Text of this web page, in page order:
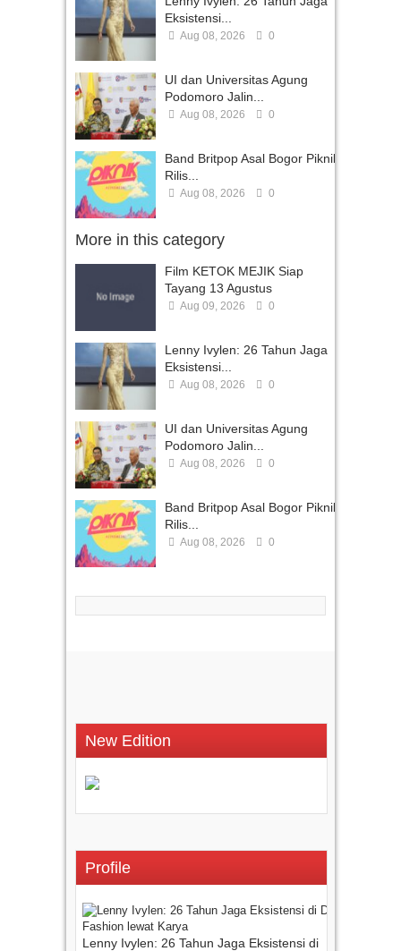
Eksistensi...
Aug 08, 2026 0
UI dan Universitas Agung
Podomoro Jalin...
Aug 08, 2026 0
Band Britpop Asal Bogor Piknik
Rilis...
Aug 08, 2026 0
More in this category
Film KETOK MEJIK Siap
Tayang 13 Agustus
Aug 09, 2026 0
Lenny Ivylen: 26 Tahun Jaga
Eksistensi...
Aug 08, 2026 0
UI dan Universitas Agung
Podomoro Jalin...
Aug 08, 2026 0
Band Britpop Asal Bogor Piknik
Rilis...
Aug 08, 2026 0
New Edition
Profile
Lenny Ivylen: 26 Tahun Jaga Eksistensi di